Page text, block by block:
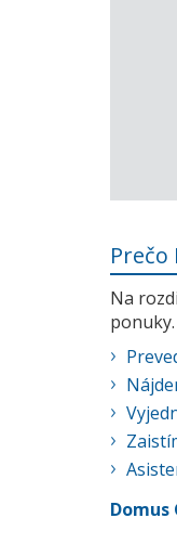
Prečo
Na
Domus